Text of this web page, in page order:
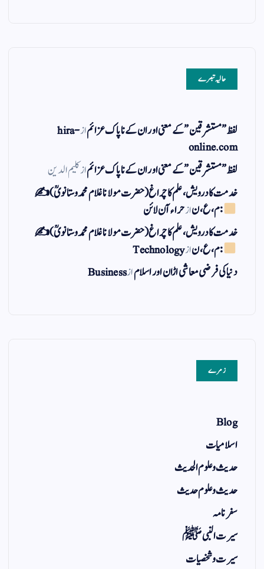
حالیہ تبصرے
لفظ ” مستشرقین ” کے معنی اور ان کے نا پاک عزائمازhira-
online.com
لفظ ” مستشرقین ” کے معنی اور ان کے نا پاک عزائمازکلیم الدین
خدمت کا درویش، علم کا چراغ(حضرت مولانا غلام محمد وستانویؒ)✍
: م ، ع ، نازحراء آن لائن
خدمت کا درویش، علم کا چراغ(حضرت مولانا غلام محمد وستانویؒ)✍
: م ، ع ، نازTechnology
دنیا کی فرضی معاشی اڑان اور اسلامازBusiness
زمرے
Blog
اسلامیات
حدیث و علوم الحدیث
حدیث و علوم حدیث
سفر نامہ
سیرت النبی ﷺ
سیرت و شخصیات